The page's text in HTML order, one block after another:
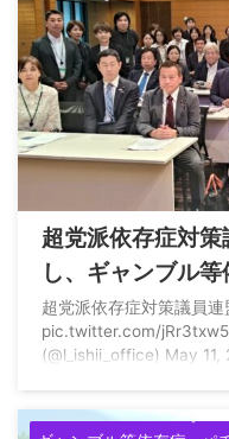
超党派依存症対
し、ギャンブル
された自死遺族
超党派依存症対策議員
pic.twitter.com/
(@l_ishii_office) May 11,